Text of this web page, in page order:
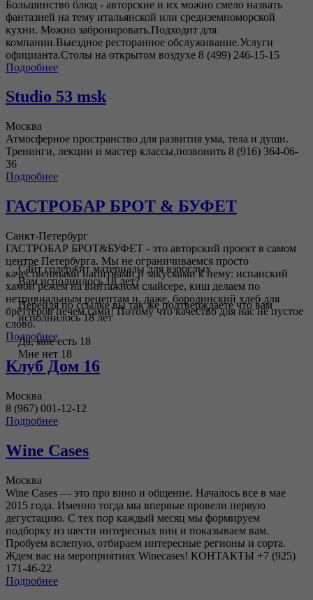
Большинство блюд - авторские и их можно смело назвать
фантазией на тему итальянской или средиземноморской
кухни. Можно забронировать.Подходит для
компании.Выездное ресторанное обслуживание.Услуги
официанта.Столы на открытом воздухе 8 (499) 246-15-15
Подробнее
Studio 53 msk
Москва
Атмосферное пространство для развития ума, тела и души.
Тренинги, лекции и мастер классы,позвонить 8 (916) 364-06-
36
Подробнее
ГАСТРОБАР БРОТ & БУФЕТ
Санкт-Петербург
ГАСТРОБАР БРОТ&БУФЕТ - это авторский проект в самом
центре Петербурга. Мы не ограничиваемся просто
качественными напитками и закусками к нему: испанский
хамон режем на винтажном слайсере, киш делаем по
нетривиальным рецептам и, даже, бородинский хлеб для
брёттеров печем сами! Потому что качество для нас не пустое
слово.
Подробнее
Клуб Дом 16
Москва
8 (967) 001-12-12
Подробнее
Wine Cases
Москва
Wine Cases — это про вино и общение. Началось все в мае
2015 года. Именно тогда мы впервые провели первую
дегустацию. С тех пор каждый месяц мы формируем
подборку из шести интересных вин и показываем вам.
Пробуем вслепую, отбираем интересные регионы и сорта.
Ждем вас на мероприятиях Winecases! КОНТАКТЫ +7 (925)
171-46-22
Подробнее
Сайт содержит материалы для взрослых
Вам исполнилось 18 лет?
Перейдя по ссылке вы так же подтверждаете что вам
исполнилось 18 лет
Да, мне есть 18
Мне нет 18